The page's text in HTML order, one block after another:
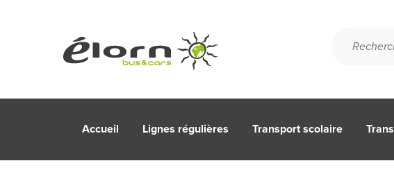
Accueil Lignes régulières Transport scolaire